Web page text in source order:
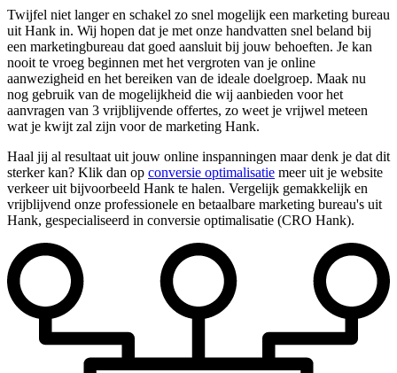
Twijfel niet langer en schakel zo snel mogelijk een marketing bureau
uit Hank in. Wij hopen dat je met onze handvatten snel beland bij
een marketingbureau dat goed aansluit bij jouw behoeften. Je kan
nooit te vroeg beginnen met het vergroten van je online
aanwezigheid en het bereiken van de ideale doelgroep. Maak nu
nog gebruik van de mogelijkheid die wij aanbieden voor het
aanvragen van 3 vrijblijvende offertes, zo weet je vrijwel meteen
wat je kwijt zal zijn voor de marketing Hank.
Haal jij al resultaat uit jouw online inspanningen maar denk je dat dit
sterker kan? Klik dan op conversie optimalisatie meer uit je website
verkeer uit bijvoorbeeld Hank te halen. Vergelijk gemakkelijk en
vrijblijvend onze professionele en betaalbare marketing bureau's uit
Hank, gespecialiseerd in conversie optimalisatie (CRO Hank).